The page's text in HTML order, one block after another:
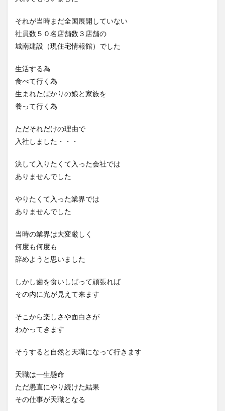
それが当時まだ全国展開していない
社員数５０名店舗数３店舗の
城南建設（現住宅情報館）でした
生活する為
食べて行く為
生まれたばかりの娘と家族を
養って行く為
ただそれだけの理由で
入社しました・・・
決して入りたくて入った会社では
ありませんでした
やりたくて入った業界では
ありませんでした
当時の業界は大変厳しく
何度も何度も
辞めようと思いました
しかし歯を食いしばって頑張れば
その内に光が見えて来ます
そこから楽しさや面白さが
わかってきます
そうすると自然と天職になって行きます
天職は一生懸命
ただ愚直にやり続けた結果
その仕事が天職となる